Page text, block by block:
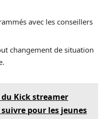
avec les conseillers
changement de situation
Kick streamer
pour les jeunes